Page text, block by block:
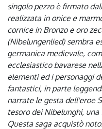
singolo pezzo è firmato
realizzata in onice e
cornice in Bronzo e oro
(Nibelungenlied) sembra
germanica medievale,
ecclesiastico bavarese
elementi ed i personaggi
fantastici, in parte
narrate le gesta dell'eroe
tesoro dei Nibelunghi,
Questa saga acquistò